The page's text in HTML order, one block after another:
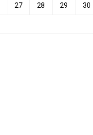
27 28 29 30